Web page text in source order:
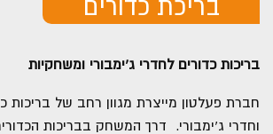
בריכת כדורים
בריכות כדורים לחדרי ג'ימבורי ומשחקיות
חברת פעלטון מייצרת מגוון רחב של בריכות
וחדרי ג'ימבורי. דרך המשחק בבריכות